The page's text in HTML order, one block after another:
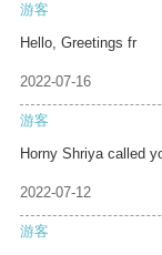
游客
Hello, Greetings fr
2022-07-16
游客
Horny Shriya called
2022-07-12
游客